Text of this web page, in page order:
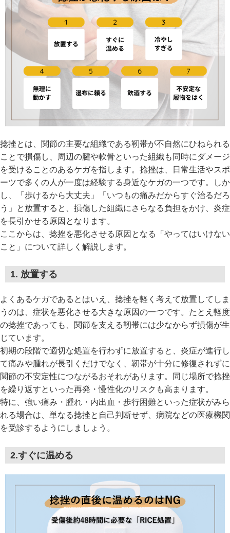
捻挫とは、関節の主要な組織である靭帯が不自然にひねられる
ことで損傷し、周辺の腱や軟骨といった組織も同時にダメージ
を受けることのあるケガを指します。捻挫は、日常生活やスポ
ーツで多くの人が一度は経験する身近なケガの一つです。しか
し、「歩けるから大丈夫」「いつもの痛みだからすぐ治るだろ
う」と放置すると、損傷した組織にさらなる負担をかけ、炎症
を長引かせる原因となります。
ここからは、捻挫を悪化させる原因となる「やってはいけない
こと」について詳しく解説します。
1. 放置する
よくあるケガであるとはいえ、捻挫を軽く考えて放置してしま
うのは、症状を悪化させる大きな原因の一つです。たとえ軽度
の捻挫であっても、関節を支える靭帯には少なからず損傷が生
じています。
初期の段階で適切な処置を行わずに放置すると、炎症が進行し
て痛みや腫れが長引くだけでなく、靭帯が十分に修復されずに
関節の不安定性につながるおそれがあります。同じ場所で捻挫
を繰り返すといった再発・慢性化のリスクも高まります。
特に、強い痛み・腫れ・内出血・歩行困難といった症状がみら
れる場合は、単なる捻挫と自己判断せず、病院などの医療機関
を受診するようにしましょう。
2.すぐに温める